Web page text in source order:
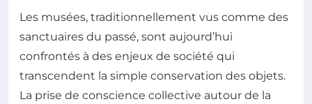
Les musées, traditionnellement vus comme des
sanctuaires du passé, sont aujourd’hui
confrontés à des enjeux de société qui
transcendent la simple conservation des objets.
La prise de conscience collective autour de la